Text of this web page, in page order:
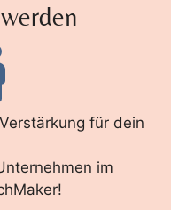
für dein
im